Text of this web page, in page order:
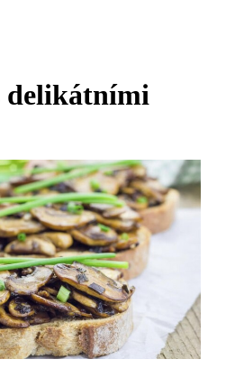
delikátními